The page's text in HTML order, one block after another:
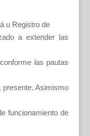
u Registro de
a extender las
las pautas
presente. Asimismo
funcionamiento de